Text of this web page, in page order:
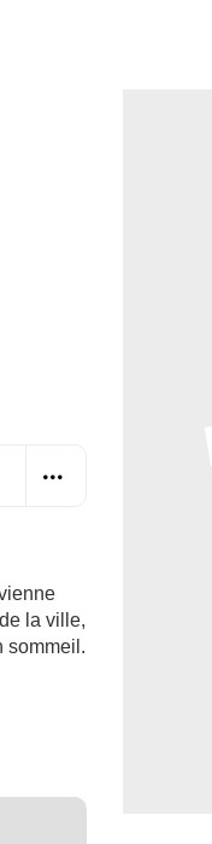
la ville,
sommeil.